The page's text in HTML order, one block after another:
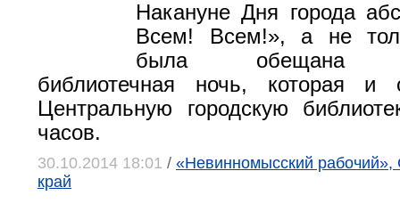
Накануне Дня города
Всем! Всем!», а не
была обещана
библиотечная ночь, которая и
Центральную городскую
часов.
30.10.2014 18:01 / «Невинномысский рабочий»,
край